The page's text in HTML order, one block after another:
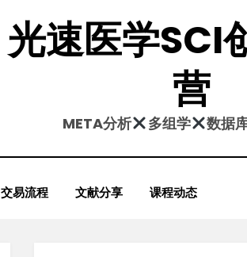
光速医学SCI
营
META分析 多组学 数据
交易流程 文献分享 课程动态